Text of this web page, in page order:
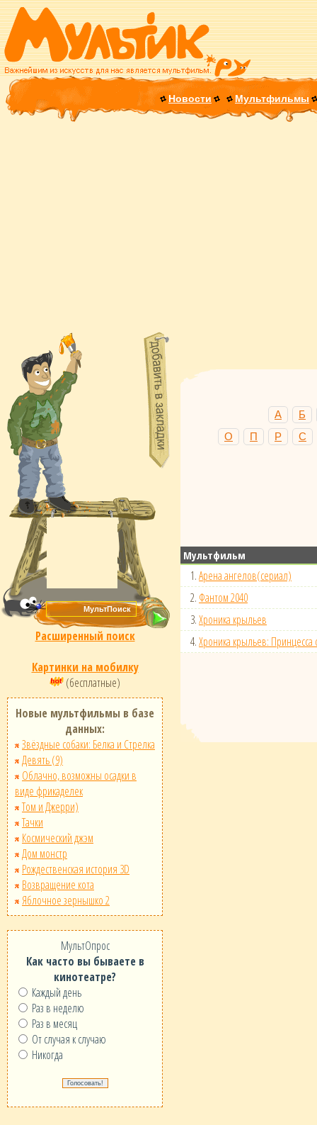
Новости Мультфильмы
Расширенный поиск
Картинки на мобилку
(бесплатные)
Новые мультфильмы в базе
данных:
Звёздные собаки: Белка и Стрелка
Девять (9)
Облачно, возможны осадки в
виде фрикаделек
Том и Джерри)
Тачки
Космический джэм
Дом монстр
Рождественская история 3D
Возвращение кота
Яблочное зернышко 2
МультОпрос
Как часто вы бываете в
кинотеатре?
Каждый день
Раз в неделю
Раз в месяц
От случая к случаю
Никогда
А
Б
О
П Р С
Мультфильм
1.Арена ангелов(сериал)
2. Фантом 2040
3.Хроника крыльев
4.Хроника крыльев: Принцесса